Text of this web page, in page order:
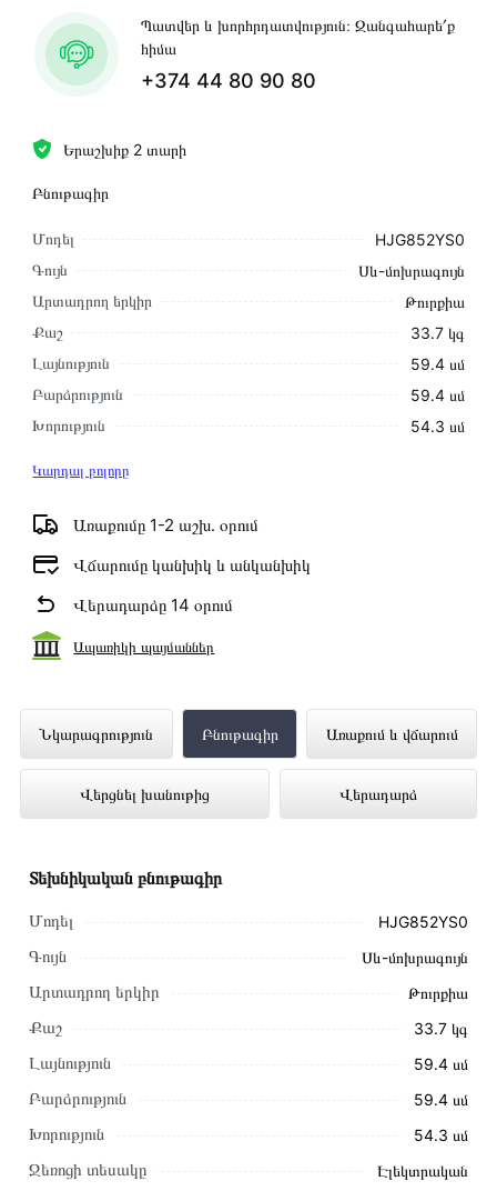
Երաշխիք 2 տարի
Բնութագիր
Մոդել
HJG852YS0
Գույն
Սև-մոխրագույն
Արտադրող երկիր
Թուրքիա
Քաշ
33.7 կգ
Լայնություն
59․4 սմ
Բարձրություն
59․4 սմ
Խորություն
54․3 սմ
Կարդալ բոլորը
Առաքումը 1-2 աշխ․ օրում
Վճարումը կանխիկ և անկանխիկ
Վերադարձը 14 օրում
Ապառիկի պայմաններ
Պատվեր և խորհրդատվություն։ Զանգահարե՛ք
հիմա
+374 44 80 90 80
Նկարագրություն Բնութագիր Առաքում և վճարում
Վերցնել խանութից Վերադարձ
Ներկառուցվող վառարան BOSCH
HJG852YS0 ներկայացված է
Technomix առցանց խանութում լավագույն
Տեխնիկական բնութագիր
Մոդել HJG852YS0
Գույն Սև-մոխրագույն
Արտադրող երկիր Թուրքիա
Քաշ 33.7 կգ
Լայնություն 59․4 սմ
Բարձրություն 59․4 սմ
Խորություն 54․3 սմ
Ջեռոցի տեսակը Էլեկտրական